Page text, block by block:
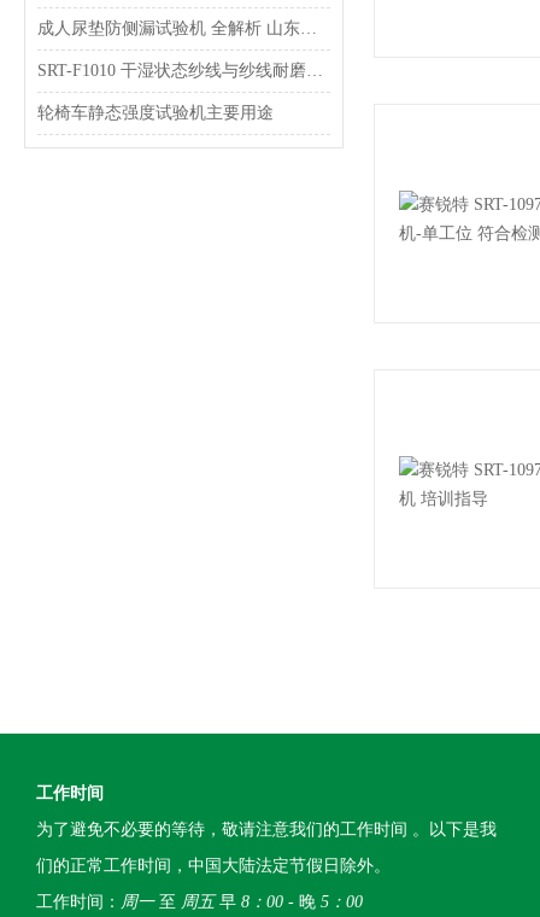
成人尿垫防侧漏试验机 全解析 山东赛锐特！
SRT-F1010 干湿状态纱线与纱线耐磨性试验仪介绍 专注仪器生产
轮椅车静态强度试验机主要用途
工作时间
为了避免不必要的等待，敬请注意我们的工作时间 。以下是我
们的正常工作时间，中国大陆法定节假日除外。
工作时间： 周一至 周五早 8：00 - 晚 5：00